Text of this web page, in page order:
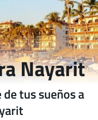
Nayarit
tus sueños a